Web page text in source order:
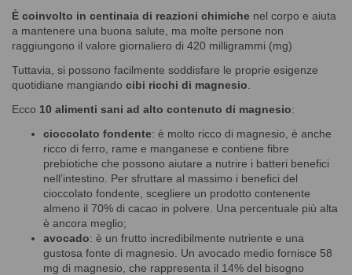
È coinvolto in centinaia di reazioni chimiche nel corpo e aiuta
a mantenere una buona salute, ma molte persone non
raggiungono il valore giornaliero di 420 milligrammi (mg)
Tuttavia, si possono facilmente soddisfare le proprie esigenze
quotidiane mangiando cibi ricchi di magnesio
Ecco 10 alimenti sani ad alto contenuto di magnesio:
cioccolato fondente: è molto ricco di magnesio, è anche
ricco di ferro, rame e manganese e contiene fibre
prebiotiche che possono aiutare a nutrire i batteri benefici
nell’intestino. Per sfruttare al massimo i benefici del
cioccolato fondente, scegliere un prodotto contenente
almeno il 70% di cacao in polvere. Una percentuale più alta
è ancora meglio;
avocado: è un frutto incredibilmente nutriente e una
gustosa fonte di magnesio. Un avocado medio fornisce 58
mg di magnesio, che rappresenta il 14% del bisogno